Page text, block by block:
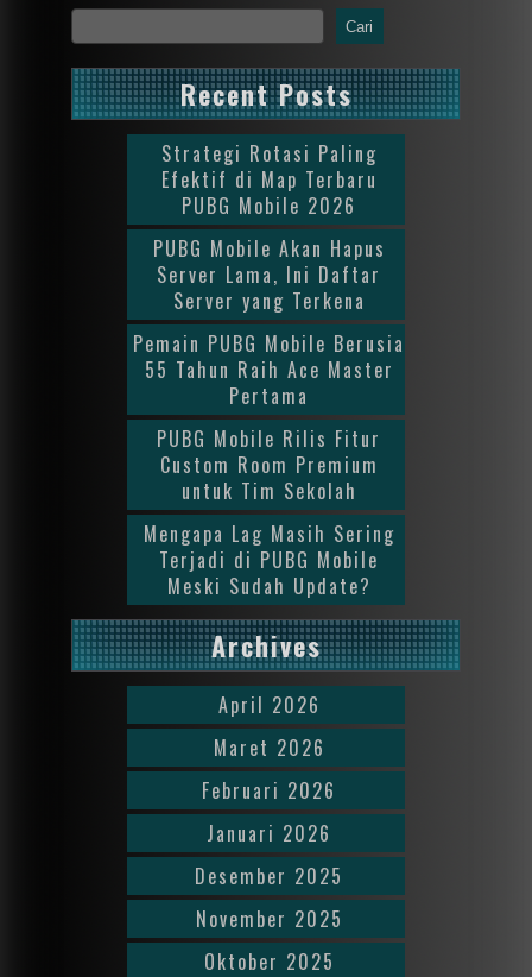
Cari
Recent Posts
Strategi Rotasi Paling
Efektif di Map Terbaru
PUBG Mobile 2026
PUBG Mobile Akan Hapus
Server Lama, Ini Daftar
Server yang Terkena
Pemain PUBG Mobile Berusia
55 Tahun Raih Ace Master
Pertama
PUBG Mobile Rilis Fitur
Custom Room Premium
untuk Tim Sekolah
Mengapa Lag Masih Sering
Terjadi di PUBG Mobile
Meski Sudah Update?
Archives
April 2026
Maret 2026
Februari 2026
Januari 2026
Desember 2025
November 2025
Oktober 2025